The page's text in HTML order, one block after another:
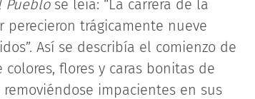
Pueblose leía: “La carrera de la
trágicamente nueve
Así se describía el comienzo de
colores, flores y caras bonitas de
impacientes en sus